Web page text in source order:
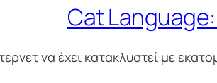
Cat Language:
να έχει κατακλυστεί με